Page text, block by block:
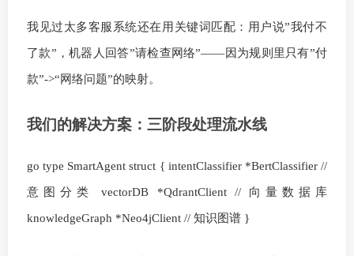
我见过太多客服系统还在用关键词匹配：用户说”我付不
了款”，机器人回答”请检查网络”——因为规则里只有”付
款”->“网络问题”的映射。
我们的解决方案：三阶段处理流水线
go type SmartAgent struct { intentClassifier *BertClassifier //
意图分类 vectorDB *QdrantClient // 向量数据库
knowledgeGraph *Neo4jClient // 知识图谱 }